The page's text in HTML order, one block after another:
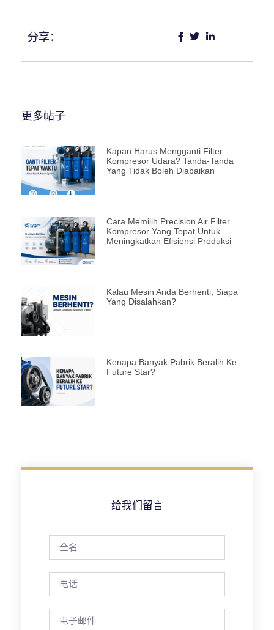
分享：
更多帖子
Kapan Harus Mengganti Filter
Kompresor Udara? Tanda-Tanda
Yang Tidak Boleh Diabaikan
Cara Memilih Precision Air Filter
Kompresor Yang Tepat Untuk
Meningkatkan Efisiensi Produksi
Kalau Mesin Anda Berhenti, Siapa
Yang Disalahkan?
Kenapa Banyak Pabrik Beralih Ke
Future Star?
给我们留言